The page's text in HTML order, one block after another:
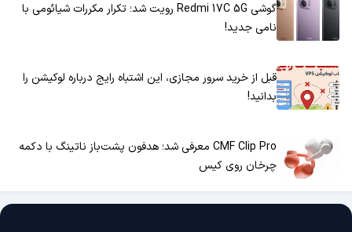
گوشی Redmi 17C 5G رویت شد؛ تکرار مکررات شیائومی با
نامی جدید!
قبل از خرید سرور مجازی، این اشتباه رایج درباره لوکیشن را
بدانید!
CMF Clip Pro معرفی شد؛ هدفون پشت‌باز ناتینگ با دکمه
چرخان روی کیس